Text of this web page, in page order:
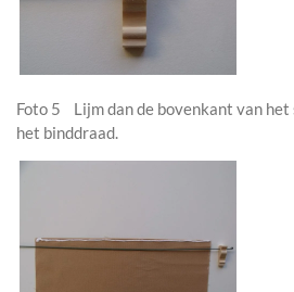
Foto 5 Lijm dan de bovenkant van het
het binddraad.